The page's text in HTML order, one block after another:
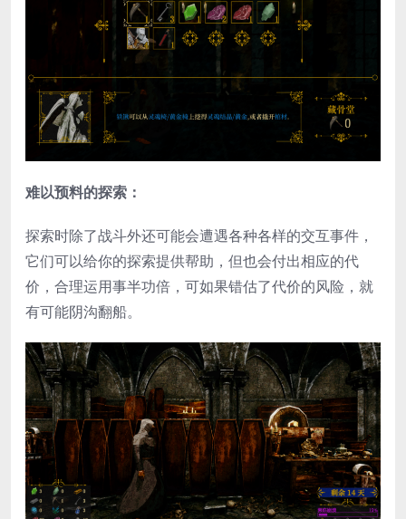
难以预料的探索：
探索时除了战斗外还可能会遭遇各种各样的交互事件，
它们可以给你的探索提供帮助，但也会付出相应的代
价，合理运用事半功倍，可如果错估了代价的风险，就
有可能阴沟翻船。